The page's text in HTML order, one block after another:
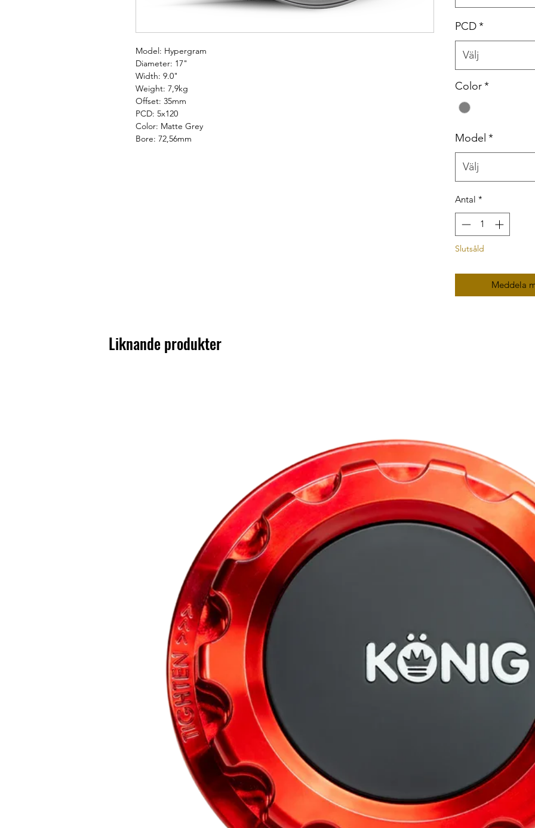
Model: Hypergram
Diameter: 17"
Width: 9.0"
Weight: 7,9kg
Offset: 35mm
PCD: 5x120
Color: Matte Grey
Bore: 72,56mm
PCD*
Välj
Color*
Model *
Välj
Antal *
Slutsåld
Meddela
Liknande produkter